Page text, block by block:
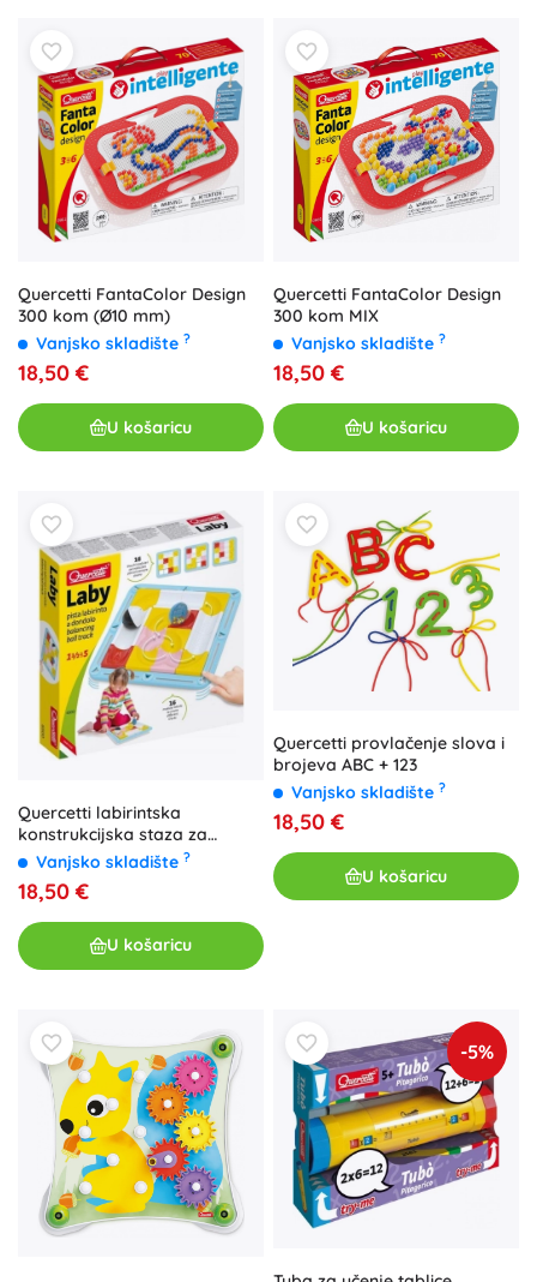
Quercetti FantaColor Design
300 kom (Ø10 mm)
Vanjsko skladište ?
18,50 €
U košaricu
Quercetti FantaColor Design
300 kom MIX
Vanjsko skladište ?
18,50 €
U košaricu
Quercetti labirintska
konstrukcijska staza za
kuglice
Vanjsko skladište ?
18,50 €
U košaricu
Quercetti provlačenje slova i
brojeva ABC + 123
Vanjsko skladište ?
18,50 €
U košaricu
-5%